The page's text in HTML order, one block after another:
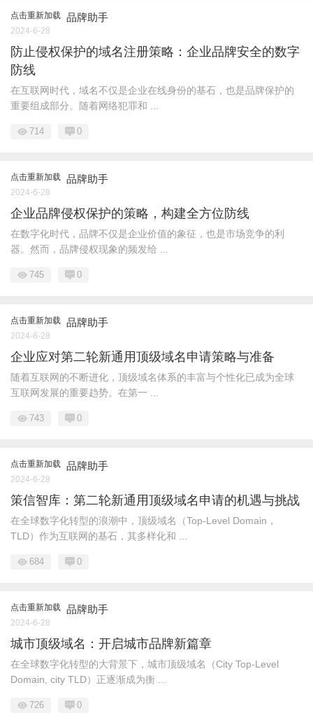
点击重新加载 品牌助手
2024-6-28
防止侵权保护的域名注册策略：企业品牌安全的数字
防线
在互联网时代，域名不仅是企业在线身份的基石，也是品牌保护的
重要组成部分。随着网络犯罪和 ...
714 0
点击重新加载 品牌助手
2024-6-28
企业品牌侵权保护的策略，构建全方位防线
在数字化时代，品牌不仅是企业价值的象征，也是市场竞争的利
器。然而，品牌侵权现象的频发给 ...
745 0
点击重新加载 品牌助手
2024-6-28
企业应对第二轮新通用顶级域名申请策略与准备
随着互联网的不断进化，顶级域名体系的丰富与个性化已成为全球
互联网发展的重要趋势。在第一 ...
743 0
点击重新加载 品牌助手
2024-6-28
策信智库：第二轮新通用顶级域名申请的机遇与挑战
在全球数字化转型的浪潮中，顶级域名（Top-Level Domain，
TLD）作为互联网的基石，其多样化和 ...
684 0
点击重新加载 品牌助手
2024-6-28
城市顶级域名：开启城市品牌新篇章
在全球数字化转型的大背景下，城市顶级域名（City Top-Level
Domain, city TLD）正逐渐成为衡 ...
726 0